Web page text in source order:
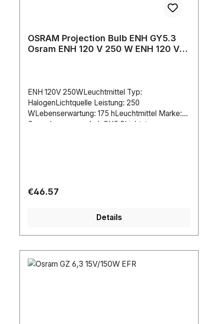
OSRAM Projection Bulb ENH GY5.3
Osram ENH 120 V 250 W ENH 120 V
ENH 120V 250WLeuchtmittel Typ:
HalogenLichtquelle Leistung: 250
WLebenserwartung: 175 hLeuchtmittel Marke:
OsramLampensockel: GY5.3Lichtstrom
Regular price:
€46.57
Details